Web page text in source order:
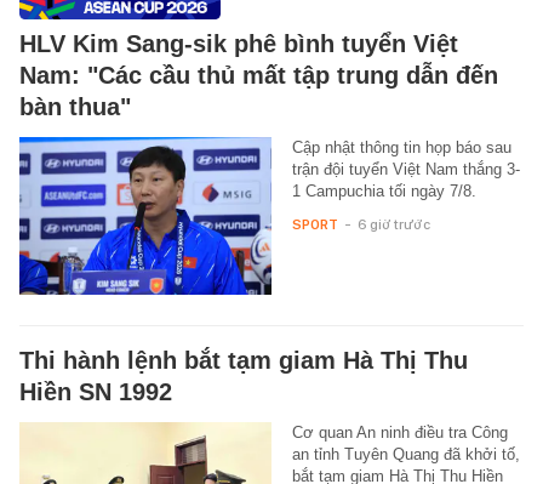
HLV Kim Sang-sik phê bình tuyển Việt
Nam: "Các cầu thủ mất tập trung dẫn đến
bàn thua"
Cập nhật thông tin họp báo sau
trận đội tuyển Việt Nam thắng 3-
1 Campuchia tối ngày 7/8.
SPORT - 6 giờ trước
Thi hành lệnh bắt tạm giam Hà Thị Thu
Hiền SN 1992
Cơ quan An ninh điều tra Công
an tỉnh Tuyên Quang đã khởi tố,
bắt tạm giam Hà Thị Thu Hiền